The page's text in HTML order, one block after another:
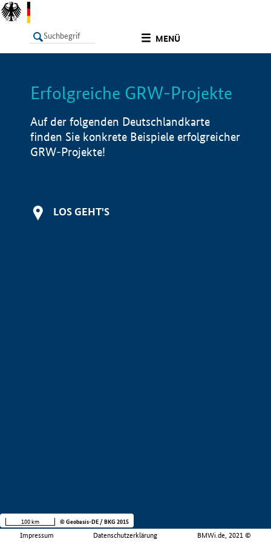
MENÜ
LISTE Info
Erfolgreiche GRW-Projekte
Auf der folgenden Deutschlandkarte
finden Sie konkrete Beispiele erfolgreicher
GRW-Projekte!
LOS GEHT'S
Impressum Datenschutzerklärung BMWi.de, 2021 ©
100 km © Geobasis-DE / BKG 2015